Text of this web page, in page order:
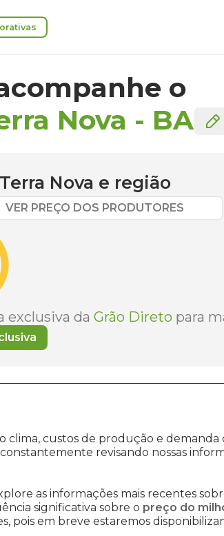
o
Nova - BA
Terra Nova e região
VER PREÇO DOS PRODUTORES
exclusiva da Grão Direto para
clima, custos de produção e demanda
revisando nossas
as informações mais recentes
significativa sobre o preço do
em breve estaremos